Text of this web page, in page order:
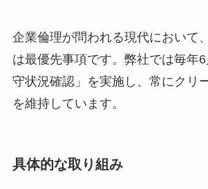
企業倫理が問われる現代において
は最優先事項です。弊社では毎年
守状況確認」を実施し、常にクリ
を維持しています。
具体的な取り組み